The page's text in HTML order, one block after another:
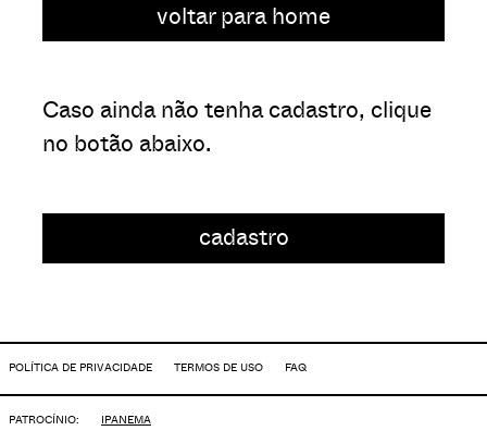
voltar para home
Caso ainda não tenha cadastro, clique
no botão abaixo.
cadastro
POLÍTICA DE PRIVACIDADE TERMOS DE USO FAQ
PATROCÍNIO: IPANEMA